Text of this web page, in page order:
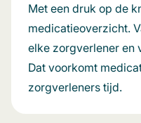
Met een druk op de
medicatieoverzicht.
elke zorgverlener en
Dat voorkomt
zorgverleners tijd.